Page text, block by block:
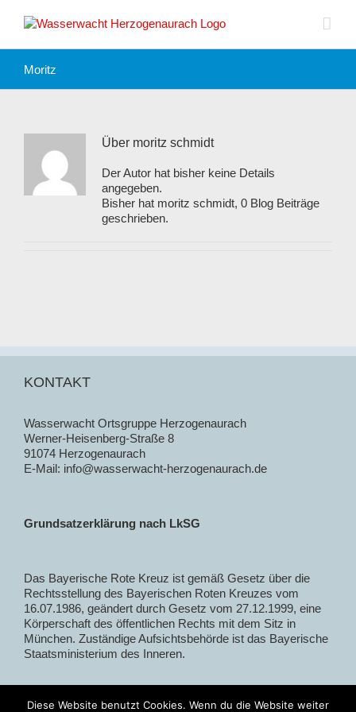
Inhalt
Moritz
Über moritz schmidt
Der Autor hat bisher keine Details
angegeben.
Bisher hat moritz schmidt, 0 Blog Beiträge
geschrieben.
KONTAKT
Wasserwacht Ortsgruppe Herzogenaurach
Werner-Heisenberg-Straße 8
91074 Herzogenaurach
E-Mail: info@wasserwacht-herzogenaurach.de
Grundsatzerklärung nach LkSG
Das Bayerische Rote Kreuz ist gemäß Gesetz über die
Rechtsstellung des Bayerischen Roten Kreuzes vom
16.07.1986, geändert durch Gesetz vom 27.12.1999, eine
Körperschaft des öffentlichen Rechts mit dem Sitz in
München. Zuständige Aufsichtsbehörde ist das Bayerische
Staatsministerium des Inneren.
Diese Website benutzt Cookies. Wenn du die Website weiter